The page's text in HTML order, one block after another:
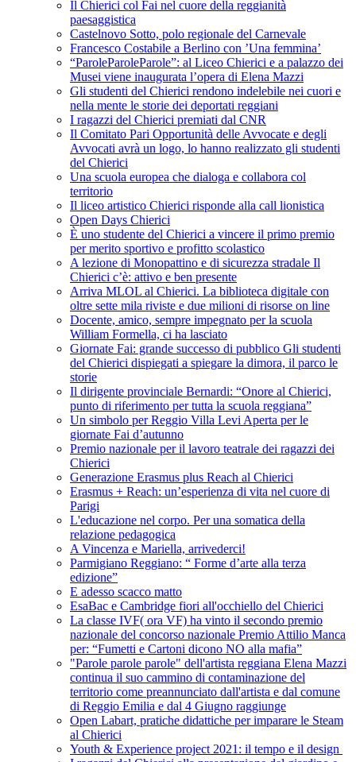
Il Chierici col Fai nel cuore della reggianità
paesaggistica
Castelnovo Sotto, polo regionale del Carnevale
Francesco Costabile a Berlino con ’Una femmina’
“ParoleParoleParole”: al Liceo Chierici e a palazzo dei
Musei viene inaugurata l’opera di Elena Mazzi
Gli studenti del Chierici rendono indelebile nei cuori e
nella mente le storie dei deportati reggiani
I ragazzi del Chierici premiati dal CNR
Il Comitato Pari Opportunità delle Avvocate e degli
Avvocati avrà un logo, lo hanno realizzato gli studenti
del Chierici
Una scuola europea che dialoga e collabora col
territorio
Il liceo artistico Chierici risponde alla call lionistica
Open Days Chierici
È uno studente del Chierici a vincere il primo premio
per merito sportivo e profitto scolastico
A lezione di Monopattino e di sicurezza stradale Il
Chierici c’è: attivo e ben presente
Arriva MLOL al Chierici. La biblioteca digitale con
oltre sette mila riviste e due milioni di risorse on line
Docente, amico, sempre impegnato per la scuola
William Formella, ci ha lasciato
Giornate Fai: grande successo di pubblico Gli studenti
del Chierici dispiegati a spiegare la dimora, il parco le
storie
Il dirigente provinciale Bernardi: “Onore al Chierici,
punto di riferimento per tutta la scuola reggiana”
Un simbolo per Reggio Villa Levi Aperta per le
giornate Fai d’autunno
Premio nazionale per il lavoro teatrale dei ragazzi dei
Chierici
Generazione Erasmus plus Reach al Chierici
Erasmus + Reach: un’esperienza di vita nel cuore di
Parigi
L'educazione nel corpo. Per una somatica della
relazione pedagogica
A Vincenza e Mariella, arrivederci!
Parmigiano Reggiano: “ Forme d’arte alla terza
edizione”
E adesso scacco matto
EsaBac e Cambridge fiori all'occhiello del Chierici
La classe IVF( ora VF) ha vinto il secondo premio
nazionale del concorso nazionale Premio Attilio Manca
per: “Fumetti e Cartoni dicono NO alla mafia”
"Parole parole parole" dell'artista reggiana Elena Mazzi
continua il suo cammino di contaminazione del
territorio come preannunciato dall'artista e dal comune
di Reggio Emilia e dal 4 Giugno raggiunge
Open Labart, pratiche didattiche per imparare le Steam
al Chierici
Youth & Experience project 2021: il tempo e il design